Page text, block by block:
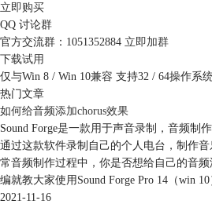
图2：激活峰值仪
立即购买
QQ 讨论群
官方交流群：1051352884 立即加群
下载试用
仅与Win 8 / Win 10兼容 支持32 / 64操作系
热门文章
如何给音频添加chorus效果
Sound Forge是一款用于声音录制，音频制
通过这款软件录制自己的个人电台，制作
常音频制作过程中，你是否想给自己的音
编就教大家使用Sound Forge Pro 14（win 10
2021-11-16